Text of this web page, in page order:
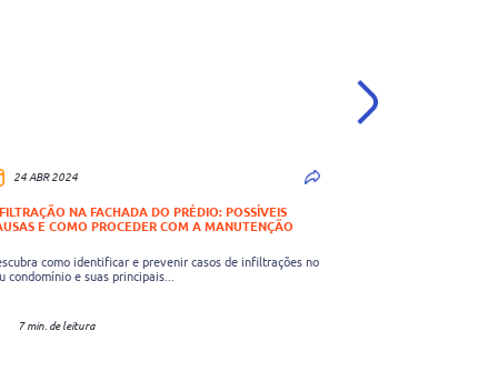
24 ABR 2024
NA FACHADA DO PRÉDIO: POSSÍVEIS
E COMO PROCEDER COM A MANUTENÇÃO
como identificar e prevenir casos de infiltrações no
condomínio e suas principais...
7 min. de leitura